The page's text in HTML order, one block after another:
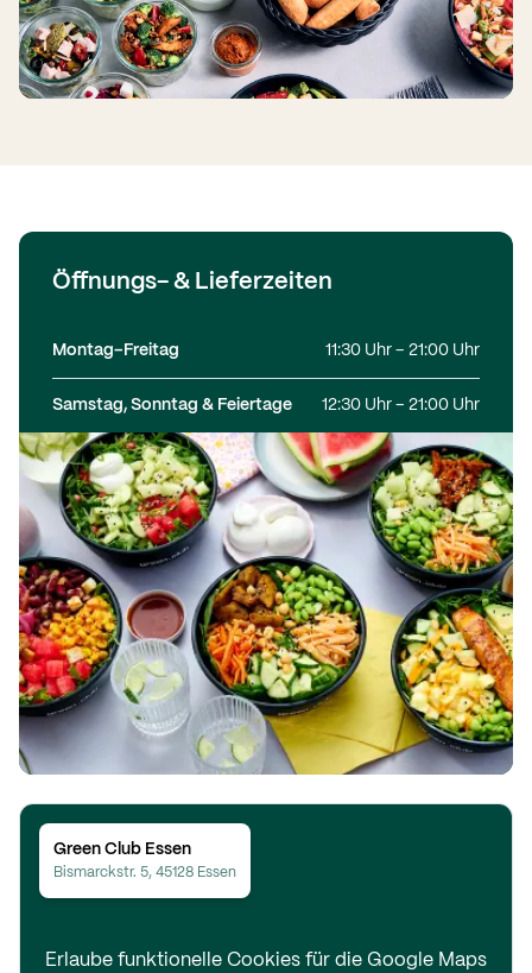
Öffnungs- & Lieferzeiten
Montag–Freitag 11:30 Uhr – 21:00 Uhr
Samstag, Sonntag & Feiertage 12:30 Uhr – 21:00 Uhr
Erlaube funktionelle Cookies für die Google Maps
Green Club Essen
Bismarckstr. 5, 45128 Essen